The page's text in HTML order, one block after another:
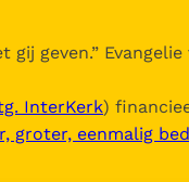
gij geven.”
InterKerk)
groter, eenmalig